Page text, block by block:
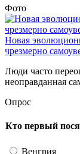
Фото
Новая
чрезмерно
Люди часто
неоправданная
Опрос
Кто первый
Венгрия